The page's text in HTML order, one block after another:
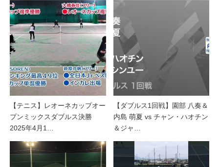
【テニス】レオーネカップオー
プンミックスダブルス決勝
2025年4月1…
【ダブルス1回戦】園部 八奏＆
内島 萌夏 vs チャン・ハオチン
＆ジャ…